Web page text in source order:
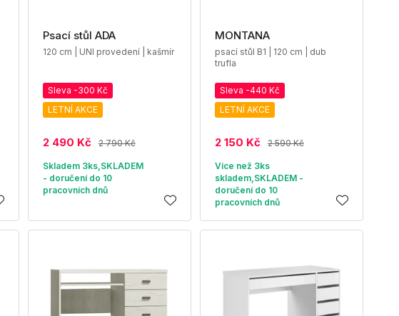
Psací stůl ADA
120 cm | UNI provedení | kašmír
Sleva -300 Kč
LETNÍ AKCE
2 490 Kč 2 790 Kč
Skladem 3ks,SKLADEM
- doručení do 10
pracovních dnů
MONTANA
psací stůl B1 | 120 cm | dub
trufla
Sleva -440 Kč
LETNÍ AKCE
2 150 Kč 2 590 Kč
Více než 3ks
skladem,SKLADEM -
doručení do 10
pracovních dnů